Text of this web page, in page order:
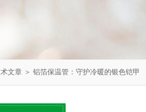
文章 ＞ 铝箔保温管：守护冷暖的银色铠甲